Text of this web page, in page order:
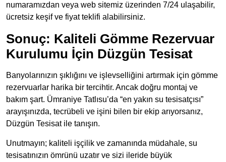
numaramızdan veya web sitemiz üzerinden 7/24 ulaşabilir,
ücretsiz keşif ve fiyat teklifi alabilirsiniz.
Sonuç: Kaliteli Gömme Rezervuar
Kurulumu İçin Düzgün Tesisat
Banyolarınızın şıklığını ve işlevselliğini artırmak için gömme
rezervuarlar harika bir tercihtir. Ancak doğru montaj ve
bakım şart. Ümraniye Tatlısu’da “en yakın su tesisatçısı”
arayışınızda, tecrübeli ve işini bilen bir ekip arıyorsanız,
Düzgün Tesisat ile tanışın.
Unutmayın; kaliteli işçilik ve zamanında müdahale, su
tesisatınızın ömrünü uzatır ve sizi ileride büyük